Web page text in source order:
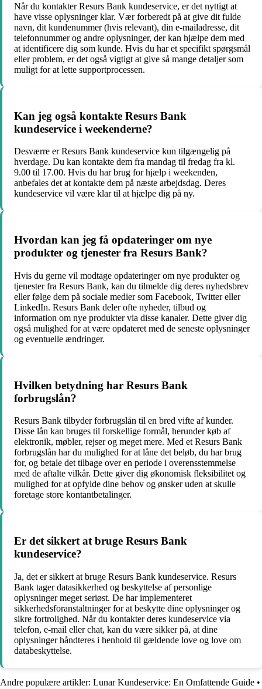
Når du kontakter Resurs Bank kundeservice, er det nyttigt at
have visse oplysninger klar. Vær forberedt på at give dit fulde
navn, dit kundenummer (hvis relevant), din e-mailadresse, dit
telefonnummer og andre oplysninger, der kan hjælpe dem med
at identificere dig som kunde. Hvis du har et specifikt spørgsmål
eller problem, er det også vigtigt at give så mange detaljer som
muligt for at lette supportprocessen.
Kan jeg også kontakte Resurs Bank
kundeservice i weekenderne?
Desværre er Resurs Bank kundeservice kun tilgængelig på
hverdage. Du kan kontakte dem fra mandag til fredag ​​fra kl.
9.00 til 17.00. Hvis du har brug for hjælp i weekenden,
anbefales det at kontakte dem på næste arbejdsdag. Deres
kundeservice vil være klar til at hjælpe dig på ny.
Hvordan kan jeg få opdateringer om nye
produkter og tjenester fra Resurs Bank?
Hvis du gerne vil modtage opdateringer om nye produkter og
tjenester fra Resurs Bank, kan du tilmelde dig deres nyhedsbrev
eller følge dem på sociale medier som Facebook, Twitter eller
LinkedIn. Resurs Bank deler ofte nyheder, tilbud og
information om nye produkter via disse kanaler. Dette giver dig
også mulighed for at være opdateret med de seneste oplysninger
og eventuelle ændringer.
Hvilken betydning har Resurs Bank
forbrugslån?
Resurs Bank tilbyder forbrugslån til en bred vifte af kunder.
Disse lån kan bruges til forskellige formål, herunder køb af
elektronik, møbler, rejser og meget mere. Med et Resurs Bank
forbrugslån har du mulighed for at låne det beløb, du har brug
for, og betale det tilbage over en periode i overensstemmelse
med de aftalte vilkår. Dette giver dig økonomisk fleksibilitet og
mulighed for at opfylde dine behov og ønsker uden at skulle
foretage store kontantbetalinger.
Er det sikkert at bruge Resurs Bank
kundeservice?
Ja, det er sikkert at bruge Resurs Bank kundeservice. Resurs
Bank tager datasikkerhed og beskyttelse af personlige
oplysninger meget seriøst. De har implementeret
sikkerhedsforanstaltninger for at beskytte dine oplysninger og
sikre fortrolighed. Når du kontakter deres kundeservice via
telefon, e-mail eller chat, kan du være sikker på, at dine
oplysninger håndteres i henhold til gældende love og love om
databeskyttelse.
Andre populære artikler: Lunar Kundeservice: En Omfattende Guide •